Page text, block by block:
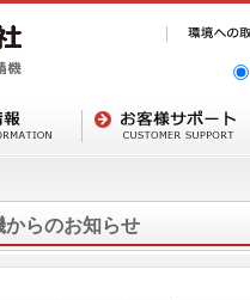
からのお知らせ